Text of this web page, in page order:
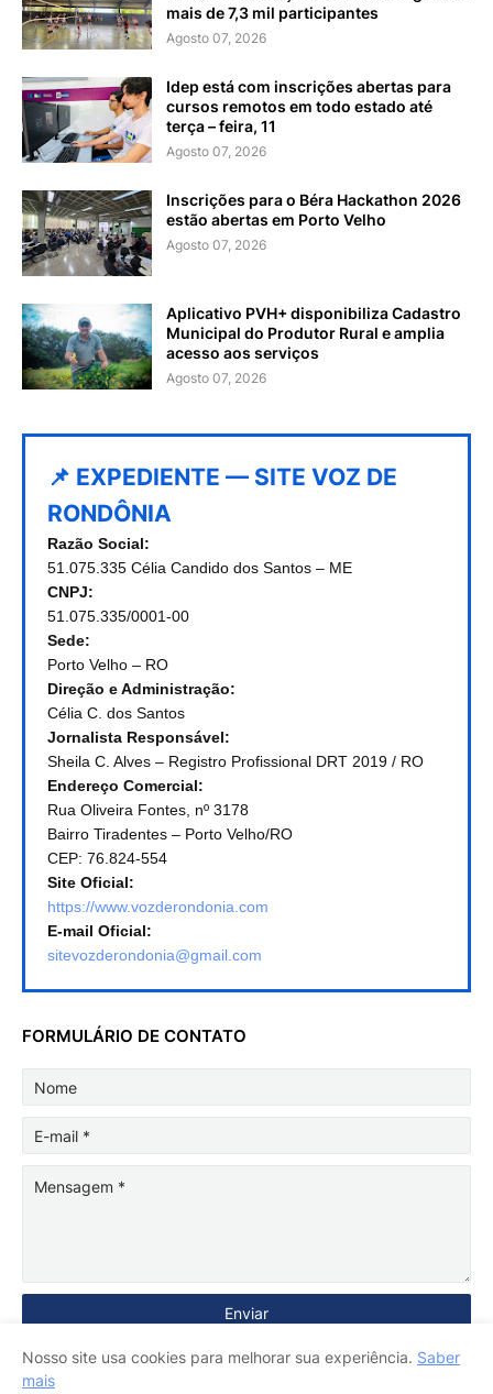
mais de 7,3 mil participantes
Agosto 07, 2026
Idep está com inscrições abertas para
cursos remotos em todo estado até
terça – feira, 11
Agosto 07, 2026
Inscrições para o Béra Hackathon 2026
estão abertas em Porto Velho
Agosto 07, 2026
Aplicativo PVH+ disponibiliza Cadastro
Municipal do Produtor Rural e amplia
acesso aos serviços
Agosto 07, 2026
📌 EXPEDIENTE — SITE VOZ DE
RONDÔNIA
Razão Social:
51.075.335 Célia Candido dos Santos – ME
CNPJ:
51.075.335/0001-00
Sede:
Porto Velho – RO
Direção e Administração:
Célia C. dos Santos
Jornalista Responsável:
Sheila C. Alves – Registro Profissional DRT 2019 / RO
Endereço Comercial:
Rua Oliveira Fontes, nº 3178
Bairro Tiradentes – Porto Velho/RO
CEP: 76.824-554
Site Oficial:
https://www.vozderondonia.com
E-mail Oficial:
sitevozderondonia@gmail.com
FORMULÁRIO DE CONTATO
Nosso site usa cookies para melhorar sua experiência. Saber
mais